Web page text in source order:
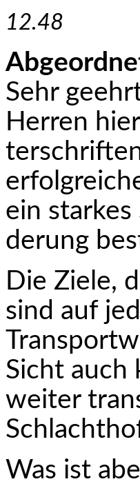
12.48
Sehr
Herren
ein
derung
Die Ziele,
sind auf
Sicht auch
weiter
Was ist